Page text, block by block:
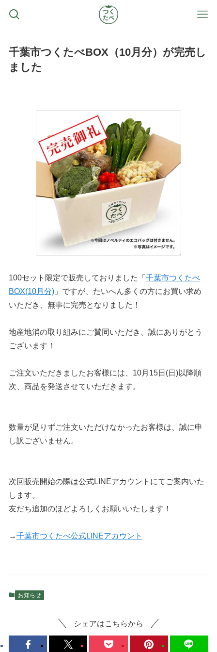
千葉市つくたべBOX（10月分）が完売し
ました
100セット限定で販売しておりました「 千葉市つくたべ
BOX(10月分)」ですが、 たいへん多くの方にお買い求め
いただき、無事に完売となりました！
地産地消の取り組みにご賛同いただき、誠にありがとう
ございます！
ご注文いただきましたお客様には、10月15日(日)以降順
次、商品を発送させていただきます。
数量が足りずご注文いただけなかったお客様は、誠に申
し訳ございません。
次回販売開始の際は公式LINEアカウントにてご案内いた
します。
友だち追加のほどよろしくお願いいたします！
→千葉市つくたべ公式LINEアカウント
お知らせ
シェアはこちらから